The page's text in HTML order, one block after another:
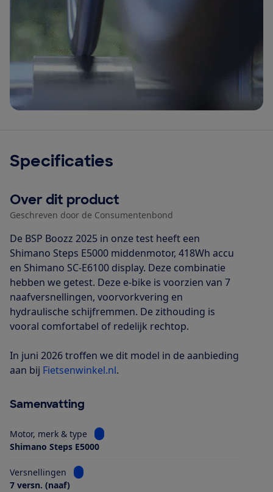
Specificaties
Over dit product
Geschreven door de Consumentenbond
De BSP Boozz 2025 in onze test heeft een
Shimano Steps E5000 middenmotor, 418Wh accu
en Shimano SC-E6100 display. Deze combinatie
hebben we getest. Deze e-bike is voorzien van 7
naafversnellingen, voorvorkvering en
hydraulische schijfremmen. De zithouding is
vooral comfortabel of redelijk rechtop.
In juni 2026 troffen we dit model in de aanbieding
aan bij Fietsenwinkel.nl.
Samenvatting
Motor, merk & type
Bekijk informatie voor Motor, merk & type
Shimano Steps E5000
Versnellingen
Bekijk informatie voor Versnellingen
7 versn. (naaf)